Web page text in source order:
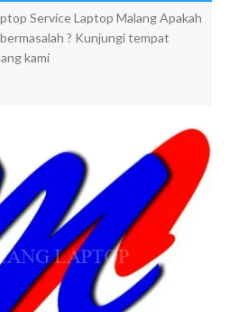
Service Laptop Malang Apakah
? Kunjungi tempat
kami